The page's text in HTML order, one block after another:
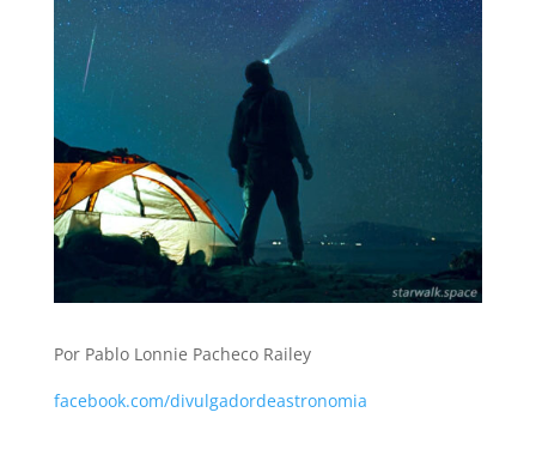
Por Pablo Lonnie Pacheco Railey
facebook.com/divulgadordeastronomia